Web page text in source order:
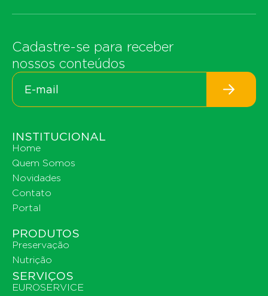
Cadastre-se para receber
nossos conteúdos
INSTITUCIONAL
Home
Quem Somos
Novidades
Contato
Portal
PRODUTOS
Preservação
Nutrição
SERVIÇOS
EUROSERVICE